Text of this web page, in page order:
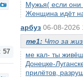
Мужья( если они
Женщина идёт
арбуз 06-08-2026
me1: Что за
ме кал- ты
Донецке-
прилётов,
57